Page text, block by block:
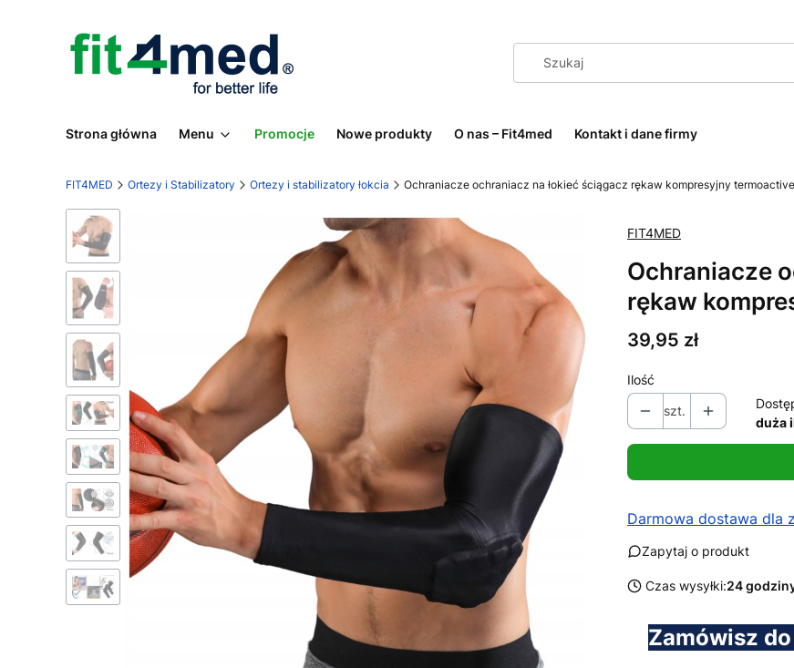
Strona główna Menu Promocje Nowe produkty O nas – Fit4med Kontakt i dane firmy
FIT4MED Ortezy i Stabilizatory Ortezy i stabilizatory łokcia Ochraniacze ochraniacz na łokieć ściągacz rękaw kompresyjny
FIT4MED
Ochraniacze
rękaw
Cena
39,95 zł
Ilość
szt.
duża
Darmowa dostawa dla
Zapytaj o produkt
Czas wysyłki:24
Zamówisz